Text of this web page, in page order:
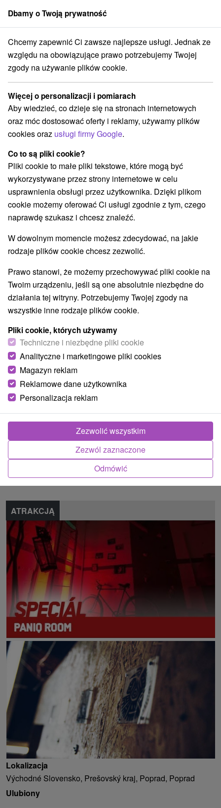
członek grupySorger
Slovensko Prešovský kraj Poprad Pokój PanIQ - Poprad
Pokój PanIQ - Poprad
Wyświetl stronę internetową Przejdź do
+421 950 885 632 poprad@paniqroom.sk
Facebook
Opinii Google
Karpatská 3256/15
058 01 Poprad a Wolkerova 3
059 35 Poprad
GPS:
N +49° 3' 29.51''
E +20° 17' 24.9''
Region turystyczny
Znalazłeś błąd lub chcesz polecić nam nową atrakcję
Zgłoś błąd
ATRAKCJĄ
Lokalizacja
Východné Slovensko, Prešovský kraj, Poprad, Poprad
Ulubiony
Dbamy o Twoją prywatność
Chcemy zapewnić Ci zawsze najlepsze usługi. Jednak ze
względu na obowiązujące prawo potrzebujemy Twojej
zgody na używanie plików cookie.
Więcej o personalizacji i pomiarach
Aby wiedzieć, co dzieje się na stronach internetowych
oraz móc dostosować oferty i reklamy, używamy plików
cookies oraz usługi firmy Google.
Co to są pliki cookie?
Pliki cookie to małe pliki tekstowe, które mogą być
wykorzystywane przez strony internetowe w celu
usprawnienia obsługi przez użytkownika. Dzięki plikom
cookie możemy oferować Ci usługi zgodnie z tym, czego
naprawdę szukasz i chcesz znaleźć.
W dowolnym momencie możesz zdecydować, na jakie
rodzaje plików cookie chcesz zezwolić.
Prawo stanowi, że możemy przechowywać pliki cookie na
Twoim urządzeniu, jeśli są one absolutnie niezbędne do
działania tej witryny. Potrzebujemy Twojej zgody na
wszystkie inne rodzaje plików cookie.
Pliki cookie, których używamy
Techniczne i niezbędne pliki cookie
Analityczne i marketingowe pliki cookies
Magazyn reklam
Reklamowe dane użytkownika
Personalizacja reklam
Odmówić
Zezwól zaznaczone
Zezwolić wszystkim